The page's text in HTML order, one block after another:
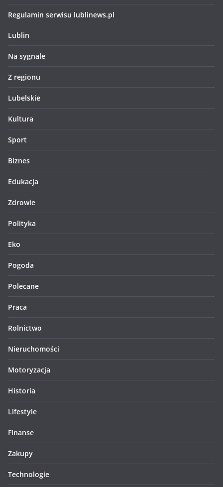
Regulamin serwisu lublinews.pl
Lublin
Na sygnale
Z regionu
Lubelskie
Kultura
Sport
Biznes
Edukacja
Zdrowie
Polityka
Eko
Pogoda
Polecane
Praca
Rolnictwo
Nieruchomości
Motoryzacja
Historia
Lifestyle
Finanse
Zakupy
Technologie